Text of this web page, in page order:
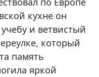
кухне он
и ветвистый
который
память
яркой